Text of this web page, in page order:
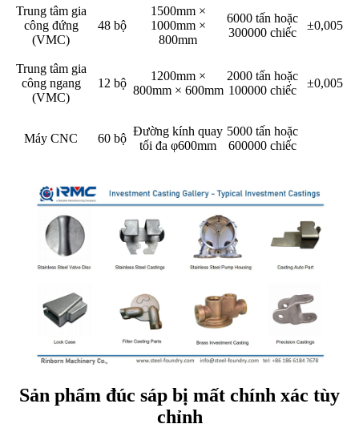
Trung tâm gia
công đứng
(VMC)
48 bộ
1500mm ×
1000mm ×
800mm
6000 tấn hoặc
300000 chiếc
±0,005
Trung tâm gia
công ngang
(VMC)
12 bộ
1200mm ×
800mm × 600mm
2000 tấn hoặc
100000 chiếc
±0,005
Máy CNC 60 bộ
Đường kính quay
tối đa φ600mm
5000 tấn hoặc
600000 chiếc
Sản phẩm đúc sáp bị mất chính xác tùy
chỉnh